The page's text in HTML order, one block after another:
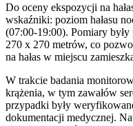
Do oceny ekspozycji na
wskaźniki: poziom hałasu
(07:00-19:00). Pomiary
270 x 270 metrów, co
na hałas w miejscu
W trakcie badania
krążenia, w tym zawałów
przypadki były
dokumentacji medycznej.